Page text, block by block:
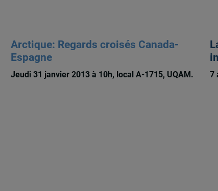
Arctique: Regards croisés Canada-
Espagne
Jeudi 31 janvier 2013 à 10h, local A-1715, UQAM. 7